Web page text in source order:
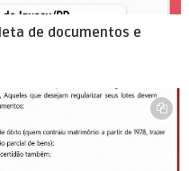
de documentos e